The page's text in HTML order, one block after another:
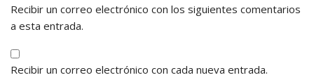
Recibir un correo electrónico con los siguientes comentarios
a esta entrada.
Recibir un correo electrónico con cada nueva entrada.